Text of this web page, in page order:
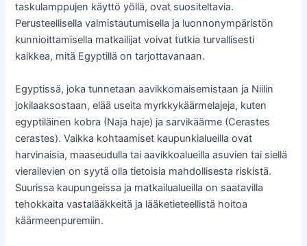
taskulamppujen käyttö yöllä, ovat suositeltavia.
Perusteellisella valmistautumisella ja luonnonympäristön
kunnioittamisella matkailijat voivat tutkia turvallisesti
kaikkea, mitä Egyptillä on tarjottavanaan.
Egyptissä, joka tunnetaan aavikkomaisemistaan ja Niilin
jokilaaksostaan, elää useita myrkkykäärmelajeja, kuten
egyptiläinen kobra (Naja haje) ja sarvikäärme (Cerastes
cerastes). Vaikka kohtaamiset kaupunkialueilla ovat
harvinaisia, maaseudulla tai aavikkoalueilla asuvien tai siellä
vierailevien on syytä olla tietoisia mahdollisesta riskistä.
Suurissa kaupungeissa ja matkailualueilla on saatavilla
tehokkaita vastalääkkeitä ja lääketieteellistä hoitoa
käärmeenpuremiin.